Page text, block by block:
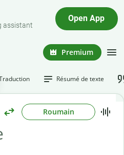
assistant
Open App
Premium
Résumé de texte
Roumain